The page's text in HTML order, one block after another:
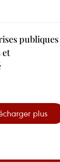
publiques
et
plus